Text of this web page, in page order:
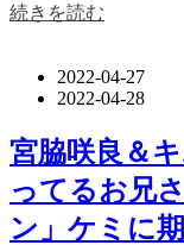
続きを読む
2022-04-27
2022-04-28
宮脇咲良＆
ってるお兄
ン」ケミに